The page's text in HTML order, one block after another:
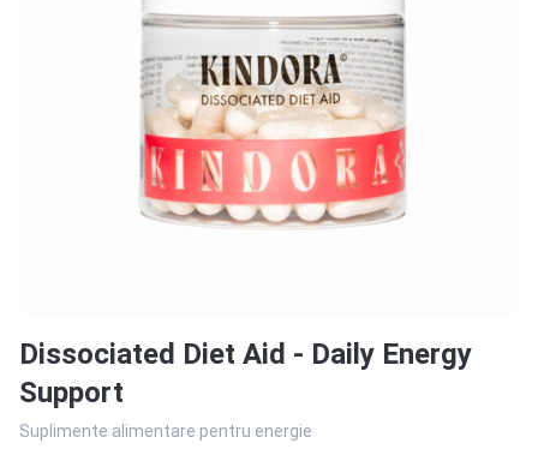
Dissociated Diet Aid - Daily Energy
Support
Suplimente alimentare pentru energie